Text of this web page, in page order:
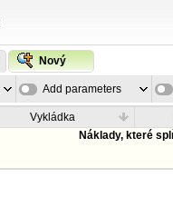
Nový
Add parameters
Vykládka
Náklady, které